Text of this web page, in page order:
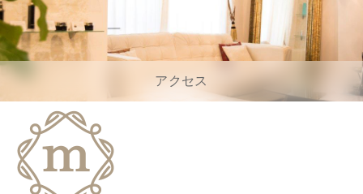
アクセス